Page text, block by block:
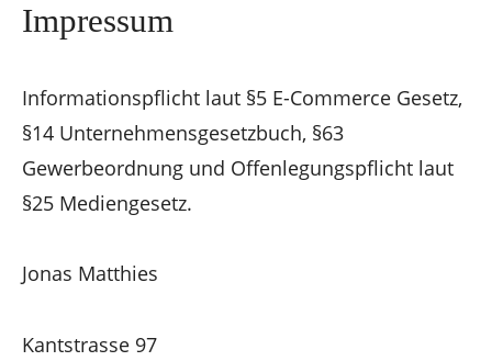
Impressum
Informationspflicht laut §5 E-Commerce Gesetz,
§14 Unternehmensgesetzbuch, §63
Gewerbeordnung und Offenlegungspflicht laut
§25 Mediengesetz.
Jonas Matthies
Kantstrasse 97